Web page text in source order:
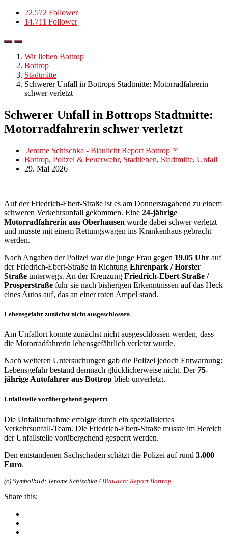
22.572 Follower
14.711 Follower
Wir lieben Bottrop
Bottrop
Stadtmitte
Schwerer Unfall in Bottrops Stadtmitte: Motorradfahrerin
schwer verletzt
Schwerer Unfall in Bottrops Stadtmitte:
Motorradfahrerin schwer verletzt
Jerome Schischka - Blaulicht Report Bottrop™
Bottrop, Polizei & Feuerwehr, Stadtleben, Stadtmitte, Unfall
29. Mai 2026
Auf der Friedrich-Ebert-Straße ist es am Donnerstagabend zu einem
schweren Verkehrsunfall gekommen. Eine 24-jährige
Motorradfahrerin aus Oberhausen wurde dabei schwer verletzt
und musste mit einem Rettungswagen ins Krankenhaus gebracht
werden.
Nach Angaben der Polizei war die junge Frau gegen 19.05 Uhr auf
der Friedrich-Ebert-Straße in Richtung Ehrenpark / Horster
Straße unterwegs. An der Kreuzung Friedrich-Ebert-Straße /
Prosperstraße fuhr sie nach bisherigen Erkenntnissen auf das Heck
eines Autos auf, das an einer roten Ampel stand.
Lebensgefahr zunächst nicht ausgeschlossen
Am Unfallort konnte zunächst nicht ausgeschlossen werden, dass
die Motorradfahrerin lebensgefährlich verletzt wurde.
Nach weiteren Untersuchungen gab die Polizei jedoch Entwarnung:
Lebensgefahr bestand demnach glücklicherweise nicht. Der 75-
jährige Autofahrer aus Bottrop blieb unverletzt.
Unfallstelle vorübergehend gesperrt
Die Unfallaufnahme erfolgte durch ein spezialisiertes
Verkehrsunfall-Team. Die Friedrich-Ebert-Straße musste im Bereich
der Unfallstelle vorübergehend gesperrt werden.
Den entstandenen Sachschaden schätzt die Polizei auf rund 3.000
Euro.
(c) Symbolbild: Jerome Schischka / Blaulicht Report Bottrop
Share this: